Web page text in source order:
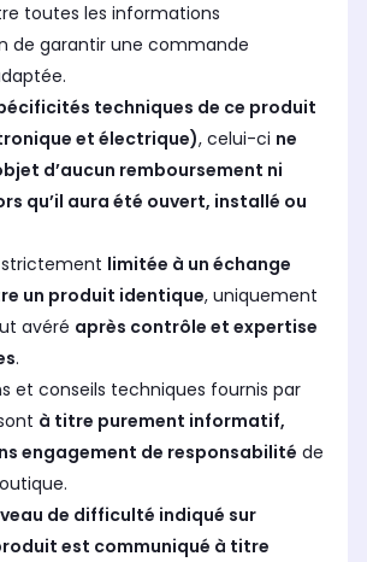
toutes les informations
de garantir une commande
techniques de ce produit
et électrique), celui-ci ne
d’aucun remboursement ni
qu’il aura été ouvert, installé ou
limitée à un échange
un produit identique, uniquement
avéré après contrôle et expertise
.
et conseils techniques fournis par
à titre purement informatif,
engagement de responsabilité de
de difficulté indiqué sur
est communiqué à titre